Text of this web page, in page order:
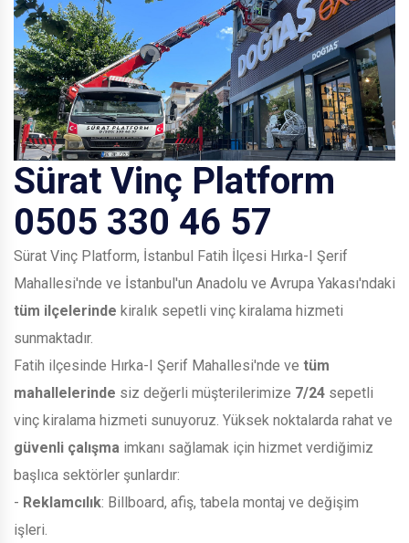
Sürat Vinç Platform
0505 330 46 57
Sürat Vinç Platform, İstanbul Fatih İlçesi Hırka-I Şerif
Mahallesi'nde ve İstanbul'un Anadolu ve Avrupa Yakası'ndaki
tüm ilçelerinde kiralık sepetli vinç kiralama hizmeti
sunmaktadır.
Fatih ilçesinde Hırka-I Şerif Mahallesi'nde ve tüm
mahallelerinde siz değerli müşterilerimize 7/24 sepetli
vinç kiralama hizmeti sunuyoruz. Yüksek noktalarda rahat ve
güvenli çalışma imkanı sağlamak için hizmet verdiğimiz
başlıca sektörler şunlardır:
- Reklamcılık: Billboard, afiş, tabela montaj ve değişim
işleri.